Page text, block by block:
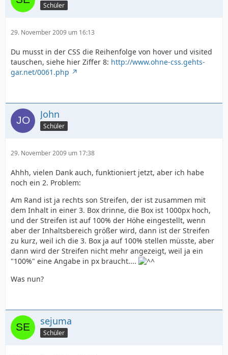
Schüler
29. November 2009 um 16:13
Du musst in der CSS die Reihenfolge von hover und visited
tauschen, siehe hier Ziffer 8: http://www.ohne-css.gehts-
gar.net/0061.php
John
Schüler
29. November 2009 um 17:38
Ahhh, vielen Dank auch, funktioniert jetzt, aber ich habe
noch ein 2. Problem:
Am Rand ist ja rechts son Streifen, der ist zusammen mit
dem Inhalt in einer 3. Box drinne, die Box ist 1000px hoch,
und der Streifen ist auf 100% der Höhe eingestellt, wenn
aber der Inhaltsbereich größer wird, dann ist der Streifen
zu kurz, weil ich die 3. Box ja auf 100% stellen müsste, aber
dann wird der Streifen nicht mehr angezeigt, weil ja ein
"100%" eine Angabe in px braucht....
Was nun?
sejuma
Schüler